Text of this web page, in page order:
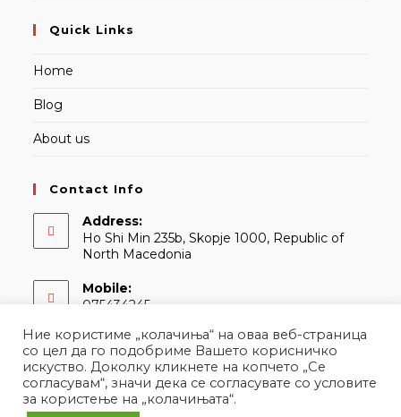
Quick Links
Home
Blog
About us
Contact Info
Address:
Ho Shi Min 235b, Skopje 1000, Republic of
North Macedonia
Mobile:
075434245
Email:
contact@martina.mkOpens
in
your
application
Ние користиме „колачиња“ на оваа веб-страница
со цел да го подобриме Вашето корисничко
искуство. Доколку кликнете на копчето „Се
согласувам“, значи дека се согласувате со условите
за користење на „колачињата“.